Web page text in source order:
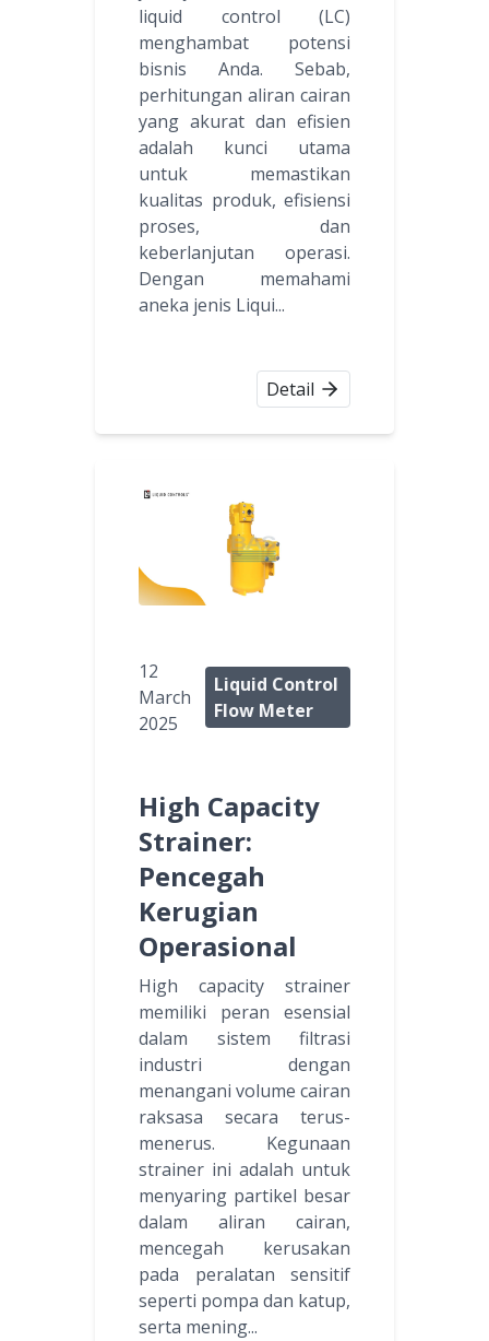
liquid control (LC)
menghambat potensi
bisnis Anda. Sebab,
perhitungan aliran cairan
yang akurat dan efisien
adalah kunci utama
untuk memastikan
kualitas produk, efisiensi
proses, dan
keberlanjutan operasi.
Dengan memahami
aneka jenis Liqui...
Detail
12
March
2025
Liquid Control
Flow Meter
High Capacity
Strainer:
Pencegah
Kerugian
Operasional
High capacity strainer
memiliki peran esensial
dalam sistem filtrasi
industri dengan
menangani volume cairan
raksasa secara terus-
menerus. Kegunaan
strainer ini adalah untuk
menyaring partikel besar
dalam aliran cairan,
mencegah kerusakan
pada peralatan sensitif
seperti pompa dan katup,
serta mening...